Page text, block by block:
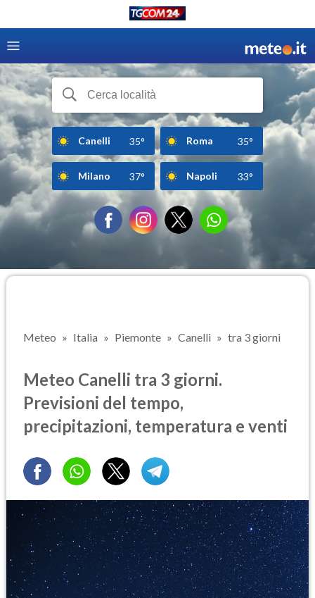
Canelli 35° Roma 35°
Milano 37° Napoli 33°
Meteo Italia Piemonte Canelli tra 3 giorni
Meteo Canelli tra 3 giorni.
Previsioni del tempo,
precipitazioni, temperatura e venti